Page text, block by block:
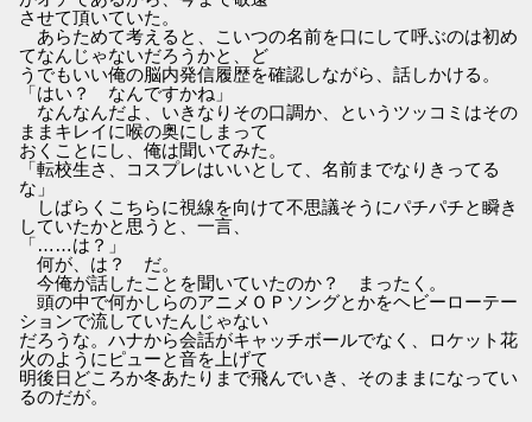
させて頂いていた。
あらためて考えると、こいつの名前を口にして呼ぶのは初め
てなんじゃないだろうかと、ど
うでもいい俺の脳内発信履歴を確認しながら、話しかける。
「はい？ なんですかね」
なんなんだよ、いきなりその口調か、というツッコミはその
ままキレイに喉の奥にしまって
おくことにし、俺は聞いてみた。
「転校生さ、コスプレはいいとして、名前までなりきってる
な」
しばらくこちらに視線を向けて不思議そうにパチパチと瞬き
していたかと思うと、一言、
「……は？」
何が、は？ だ。
今俺が話したことを聞いていたのか？ まったく。
頭の中で何かしらのアニメＯＰソングとかをヘビーローテー
ションで流していたんじゃない
だろうな。ハナから会話がキャッチボールでなく、ロケット花
火のようにピューと音を上げて
明後日どころか冬あたりまで飛んでいき、そのままになってい
るのだが。